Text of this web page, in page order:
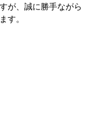
が、誠に勝手ながら
す。